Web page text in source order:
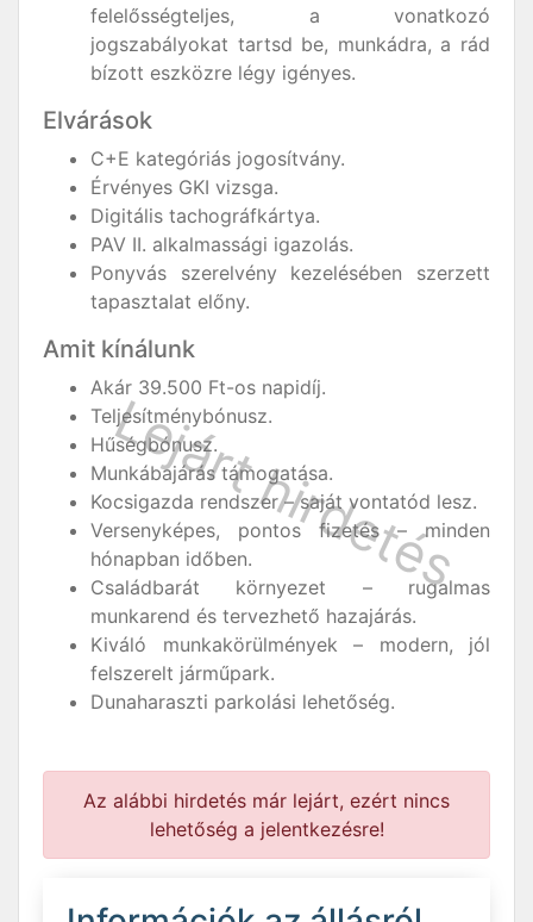
felelősségteljes, a vonatkozó
jogszabályokat tartsd be, munkádra, a rád
bízott eszközre légy igényes.
Elvárások
C+E kategóriás jogosítvány.
Érvényes GKI vizsga.
Digitális tachográfkártya.
PAV II. alkalmassági igazolás.
Ponyvás szerelvény kezelésében szerzett
tapasztalat előny.
Amit kínálunk
Akár 39.500 Ft-os napidíj.
Teljesítménybónusz.
Hűségbónusz.
Munkábajárás támogatása.
Kocsigazda rendszer – saját vontatód lesz.
Versenyképes, pontos fizetés – minden
hónapban időben.
Családbarát környezet – rugalmas
munkarend és tervezhető hazajárás.
Kiváló munkakörülmények – modern, jól
felszerelt járműpark.
Dunaharaszti parkolási lehetőség.
Az alábbi hirdetés már lejárt, ezért nincs
lehetőség a jelentkezésre!